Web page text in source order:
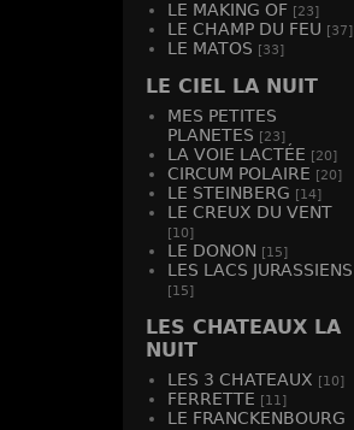
LE MAKING OF [23]
LE CHAMP DU FEU [37]
LE MATOS [33]
LE CIEL LA NUIT
MES PETITES
PLANETES [23]
LA VOIE LACTÉE [20]
CIRCUM POLAIRE [20]
LE STEINBERG [14]
LE CREUX DU VENT
[10]
LE DONON [15]
LES LACS JURASSIENS
[15]
LES CHATEAUX LA
NUIT
LES 3 CHATEAUX [10]
FERRETTE [11]
LE FRANCKENBOURG